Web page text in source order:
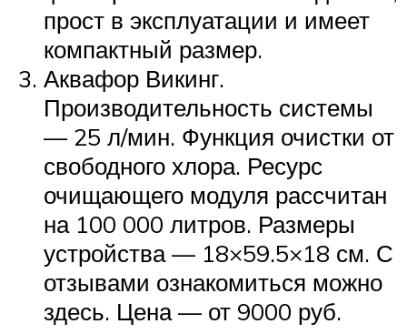
прост в эксплуатации и имеет
компактный размер.
Аквафор Викинг.
Производительность системы
— 25 л/мин. Функция очистки от
свободного хлора. Ресурс
очищающего модуля рассчитан
на 100 000 литров. Размеры
устройства — 18×59.5×18 см. С
отзывами ознакомиться можно
здесь. Цена — от 9000 руб.